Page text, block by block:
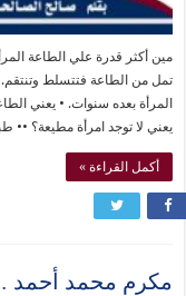
مين أكثر قدرة علي الطاعة
تمل من الطاعة فتتسلط وتنتقم.
المرأة بعده سنوات. • يعني
يعني لا توجد امرأة مطيعة؟ ••
أكمل القراءة »
مكرم محمد أحمد